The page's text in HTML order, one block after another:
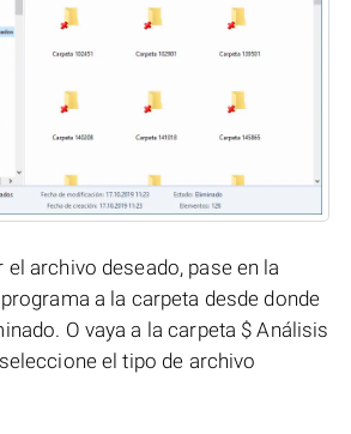
el archivo deseado, pase en la
a la carpeta desde donde
O vaya a la carpeta $ Análisis
el tipo de archivo